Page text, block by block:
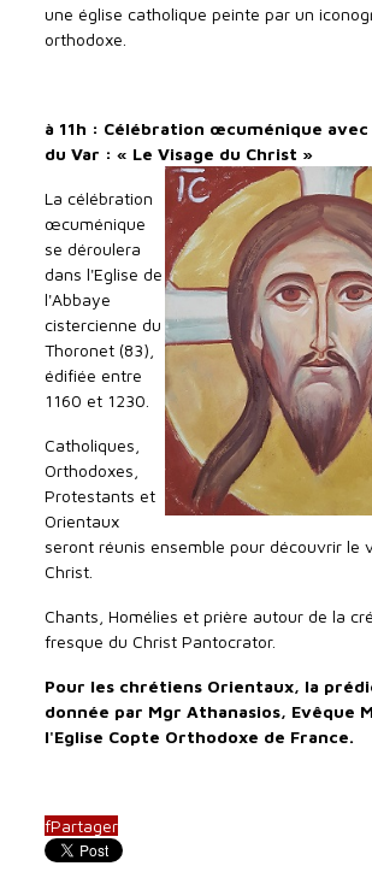
une église catholique peinte par un
orthodoxe.
à 11h : Célébration œcuménique
du Var : « Le Visage du Christ »
La célébration
œcuménique
se déroulera
dans l'Eglise de
l'Abbaye
cistercienne du
Thoronet (83),
édifiée entre
1160 et 1230.
Catholiques,
Orthodoxes,
Protestants et
Orientaux
seront réunis ensemble pour découvrir le
Christ.
Chants, Homélies et prière autour de la
fresque du Christ Pantocrator.
Pour les chrétiens Orientaux, la
donnée par Mgr Athanasios, Evêque
l'Eglise Copte Orthodoxe de France.
fPartager